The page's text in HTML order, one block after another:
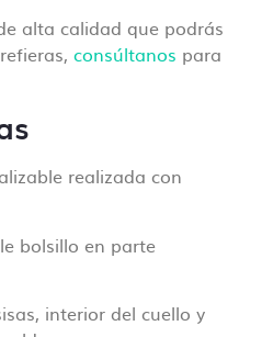
alta calidad que podrás
consúltanos para
realizada con
bolsillo en parte
interior del cuello y